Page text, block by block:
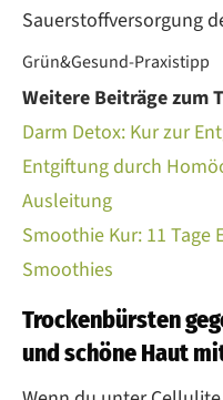
Sauerstoffversorgung
Grün&Gesund-Praxistipp
Weitere Beiträge zum
Darm Detox: Kur zur
Entgiftung durch
Ausleitung
Smoothie Kur: 11
Smoothies
Trockenbürsten
und schöne Haut